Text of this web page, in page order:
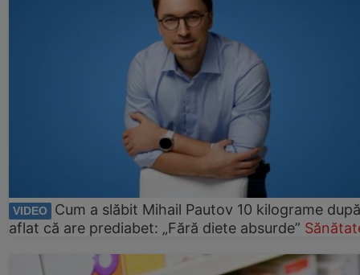
VIDEO
Cum a slăbit Mihail Pautov 10 kilograme
aflat că are prediabet: „Fără diete absurde”